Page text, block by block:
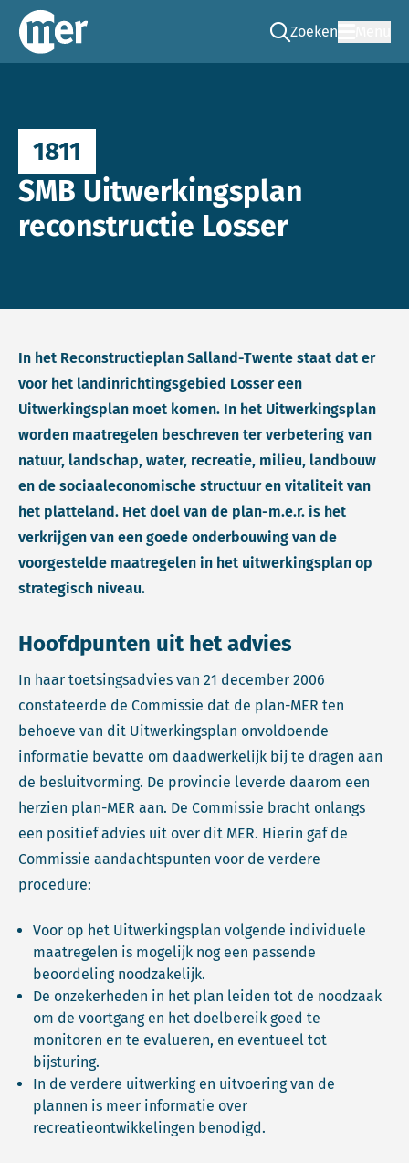
Commissie mer
Zoeken
Ga naar de zoek
1811
SMB Uitwerkingsplan
reconstructie Losser
In het Reconstructieplan Salland-Twente staat dat er
voor het landinrichtingsgebied Losser een
Uitwerkingsplan moet komen. In het Uitwerkingsplan
worden maatregelen beschreven ter verbetering van
natuur, landschap, water, recreatie, milieu, landbouw
en de sociaaleconomische structuur en vitaliteit van
het platteland. Het doel van de plan-m.e.r. is het
verkrijgen van een goede onderbouwing van de
voorgestelde maatregelen in het uitwerkingsplan op
strategisch niveau.
Hoofdpunten uit het advies
In haar toetsingsadvies van 21 december 2006
constateerde de Commissie dat de plan-MER ten
behoeve van dit Uitwerkingsplan onvoldoende
informatie bevatte om daadwerkelijk bij te dragen aan
de besluitvorming. De provincie leverde daarom een
herzien plan-MER aan. De Commissie bracht onlangs
een positief advies uit over dit MER. Hierin gaf de
Commissie aandachtspunten voor de verdere
procedure:
Voor op het Uitwerkingsplan volgende individuele
maatregelen is mogelijk nog een passende
beoordeling noodzakelijk.
De onzekerheden in het plan leiden tot de noodzaak
om de voortgang en het doelbereik goed te
monitoren en te evalueren, en eventueel tot
bijsturing.
In de verdere uitwerking en uitvoering van de
plannen is meer informatie over
recreatieontwikkelingen benodigd.